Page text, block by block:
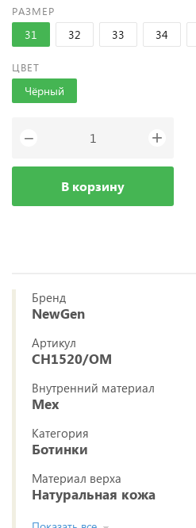
РАЗМЕР
31 32 33 34
ЦВЕТ
Чёрный
− +
В корзину
Бренд
NewGen
Артикул
CH1520/OМ
Внутренний материал
Мех
Категория
Ботинки
Материал верха
Натуральная кожа